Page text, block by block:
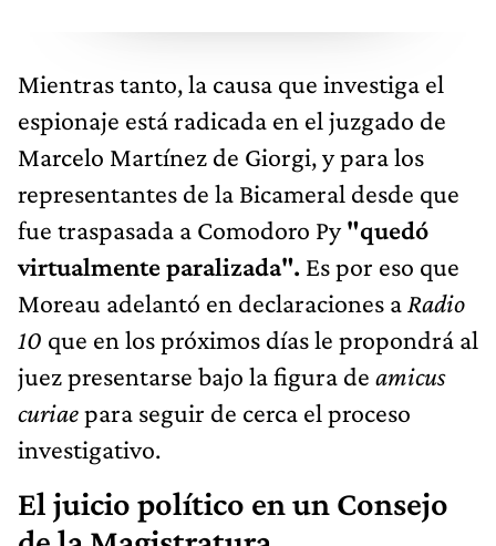
Mientras tanto, la causa que investiga el
espionaje está radicada en el juzgado de
Marcelo Martínez de Giorgi, y para los
representantes de la Bicameral desde que
fue traspasada a Comodoro Py"quedó
virtualmente paralizada". Es por eso que
Moreau adelantó en declaraciones a Radio
10 que en los próximos días le propondrá al
juez presentarse bajo la figura de amicus
curiaepara seguir de cerca el proceso
investigativo.
El juicio político en un Consejo